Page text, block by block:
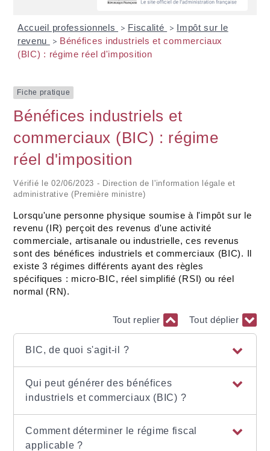
Accueil professionnels > Fiscalité > Impôt sur le
revenu
> Bénéfices industriels et commerciaux
(BIC) : régime réel d'imposition
Fiche pratique
Bénéfices industriels et
commerciaux (BIC) : régime
réel d'imposition
Vérifié le 02/06/2023 - Direction de l'information légale et
administrative (Première ministre)
Lorsqu'une personne physique soumise à l'impôt sur le
revenu (IR) perçoit des revenus d'une activité
commerciale, artisanale ou industrielle, ces revenus
sont des bénéfices industriels et commerciaux (BIC). Il
existe 3 régimes différents ayant des règles
spécifiques : micro-BIC, réel simplifié (RSI) ou réel
normal (RN).
Tout replier Tout déplier
BIC, de quoi s'agit-il ?
Qui peut générer des bénéfices
industriels et commerciaux (BIC) ?
Comment déterminer le régime fiscal
applicable ?